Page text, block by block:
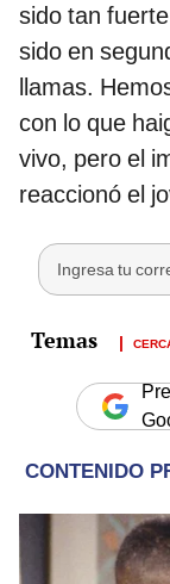
sido tan
sido en
llamas.
con lo que
vivo, pero el
reaccionó el